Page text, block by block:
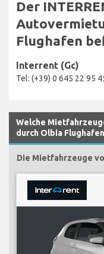
Der
Flughafen
Interrent (Gc)
Tel: (+39) 0 645 22 95
Welche
durch Olbia
Die Mietfahrzeuge